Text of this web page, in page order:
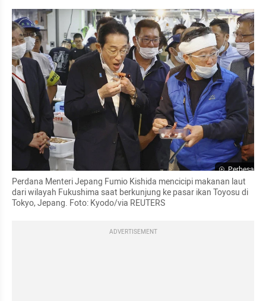
Perbesar
Perdana Menteri Jepang Fumio Kishida mencicipi makanan laut
dari wilayah Fukushima saat berkunjung ke pasar ikan Toyosu di
Tokyo, Jepang. Foto: Kyodo/via REUTERS
ADVERTISEMENT